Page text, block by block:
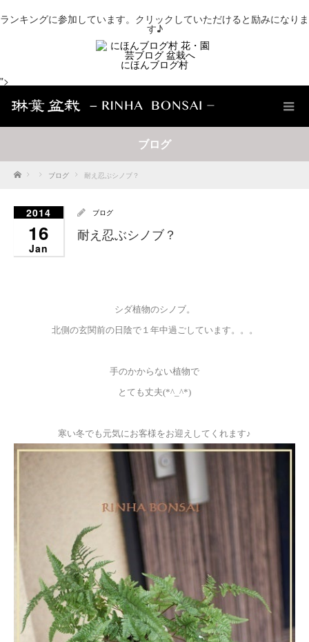
ランキングに参加しています。 クリックしていただけると励みになりま
す♪
にほんブログ村
">
ブログ
Home ブログ 耐え忍ぶシノブ？
2014
16
Jan
ブログ
耐え忍ぶシノブ？
シダ植物のシノブ。
北側の玄関前の日陰で１年中過ごしています。。。
手のかからない植物で
とても丈夫(*^_^*)
寒い冬でも元気にお客様をお迎えしてくれます♪